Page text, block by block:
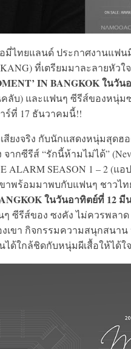
มี่ไทยแลนด์ ประกาศงานแฟ
ที่เตรียมมาละลายหัว
IN BANGKOKในวัน
บ) และแฟนๆ ซีรีส์ของหนุ่ม
ร์ที่ 17 ธันวาคมนี้!!
สียงจริง กับนักแสดงหนุ่มสุดฮ
ากซีรีส์ “รักนี้ห้ามไม่ได้”
ALARM SEASON 1 – 2 (
เขาพร้อมมาพบกับแฟนๆ ชาวไ
ในวันอาทิตย์ที่ 12 มี
ซีรีส์ของ ซงคัง ไม่ควรพลา
เขา กิจกรรมความสนุกสนา
ด้ใกล้ชิดกับหนุ่มผีเสื้อให้ได้